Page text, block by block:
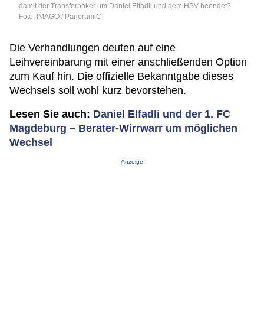
damit der Transferpoker um Daniel Elfadli und dem HSV beendet?
Foto: IMAGO / PanoramiC
Die Verhandlungen deuten auf eine
Leihvereinbarung mit einer anschließenden Option
zum Kauf hin. Die offizielle Bekanntgabe dieses
Wechsels soll wohl kurz bevorstehen.
Lesen Sie auch: Daniel Elfadli und der 1. FC
Magdeburg – Berater-Wirrwarr um möglichen
Wechsel
Anzeige